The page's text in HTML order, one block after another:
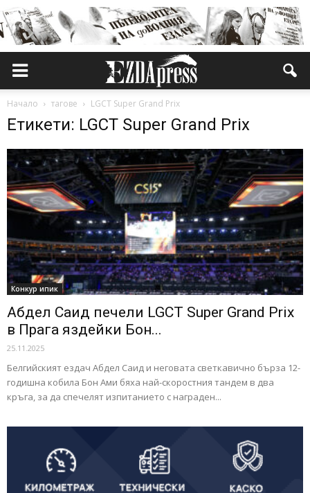
Начало тагове LGCT Super Grand Prix
Етикети: LGCT Super Grand Prix
Конкур ипик
Абдел Саид печели LGCT Super Grand Prix
в Прага яздейки Бон...
25.11.2025
Белгийският ездач Абдел Саид и неговата светкавично бърза 12-
годишна кобила Бон Ами бяха най-скоростния тандем в два
кръга, за да спечелят изпитанието с награден...